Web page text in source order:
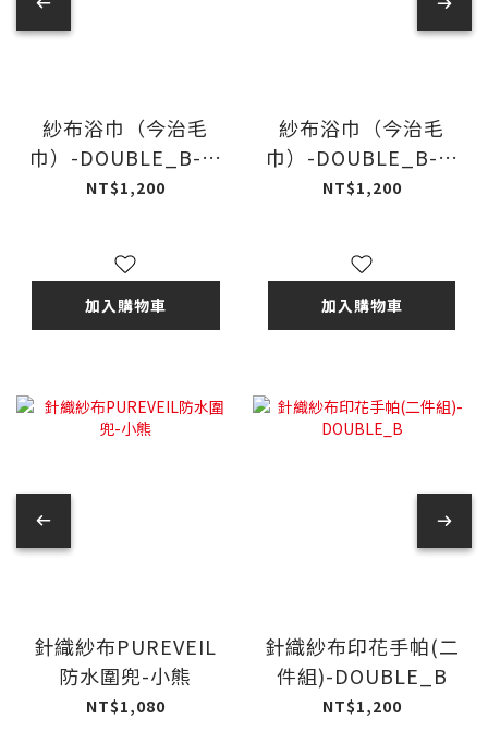
紗布浴巾（今治毛
巾）-DOUBLE_B-多
色
NT$1,200
加入購物車
紗布浴巾（今治毛
巾）-DOUBLE_B-藍
色
NT$1,200
加入購物車
針織紗布PUREVEIL
防水圍兜-小熊
NT$1,080
針織紗布印花手帕(二
件組)-DOUBLE_B
NT$1,200